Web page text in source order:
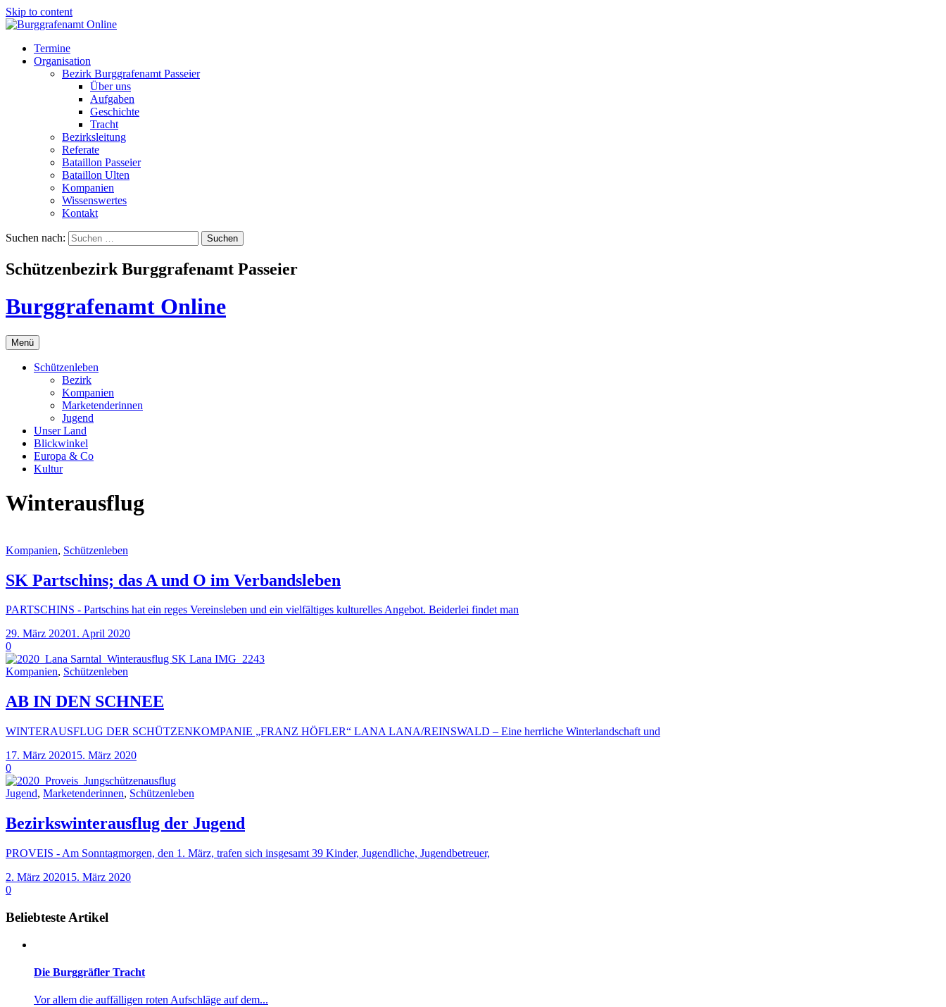
Skip to content
Termine
Organisation
Bezirk Burggrafenamt Passeier
Über uns
Aufgaben
Geschichte
Tracht
Bezirksleitung
Referate
Bataillon Passeier
Bataillon Ulten
Kompanien
Wissenswertes
Kontakt
Suchen nach:
Schützenbezirk Burggrafenamt Passeier
Burggrafenamt Online
Menü
Schützenleben
Bezirk
Kompanien
Marketenderinnen
Jugend
Unser Land
Blickwinkel
Europa & Co
Kultur
Winterausflug
Kompanien, Schützenleben
SK Partschins; das A und O im Verbandsleben
PARTSCHINS - Partschins hat ein reges Vereinsleben und ein vielfältiges kulturelles Angebot. Beiderlei findet man
29. März 20201. April 2020
0
Kompanien, Schützenleben
AB IN DEN SCHNEE
WINTERAUSFLUG DER SCHÜTZENKOMPANIE „FRANZ HÖFLER“ LANA LANA/REINSWALD – Eine herrliche Winterlandschaft und
17. März 202015. März 2020
0
Jugend, Marketenderinnen, Schützenleben
Bezirkswinterausflug der Jugend
PROVEIS - Am Sonntagmorgen, den 1. März, trafen sich insgesamt 39 Kinder, Jugendliche, Jugendbetreuer,
2. März 202015. März 2020
0
Beliebteste Artikel
Die Burggräfler Tracht
Vor allem die auffälligen roten Aufschläge auf dem...